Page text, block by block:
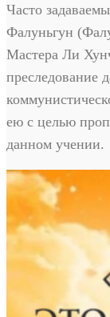
Часто
Фалуньгун
Мастера Ли
преследование
ею с целью
данном учении.